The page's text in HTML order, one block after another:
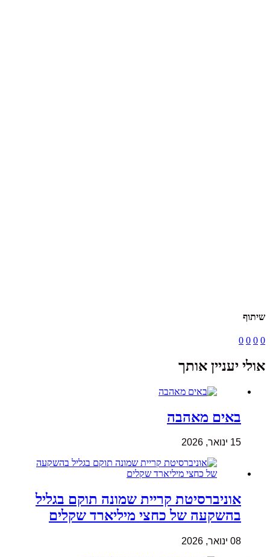
שיתוף
0
0
0
0
אולי יעניין אותך
באים מאהבה
15 ינואר, 2026
אוניברסיטת קריית שמונה תוקם בגליל
בהשקעה של כחצי מיליארד שקלים
08 ינואר, 2026